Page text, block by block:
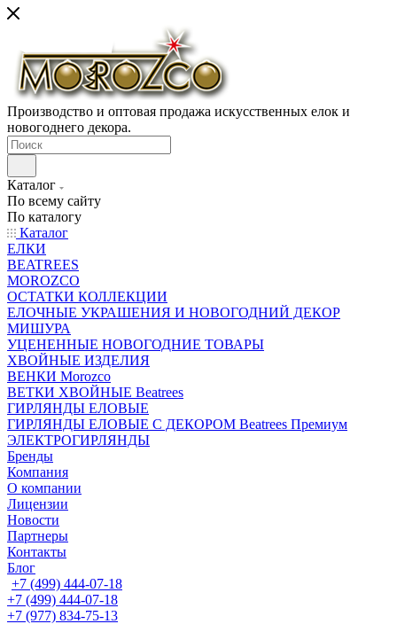
Производство и оптовая продажа искусственных елок и
новогоднего декора.
Каталог
По всему сайту
По каталогу
Каталог
ЕЛКИ
BEATREES
MOROZCO
ОСТАТКИ КОЛЛЕКЦИИ
ЕЛОЧНЫЕ УКРАШЕНИЯ И НОВОГОДНИЙ ДЕКОР
МИШУРА
УЦЕНЕННЫЕ НОВОГОДНИЕ ТОВАРЫ
ХВОЙНЫЕ ИЗДЕЛИЯ
ВЕНКИ Morozco
ВЕТКИ ХВОЙНЫЕ Beatrees
ГИРЛЯНДЫ ЕЛОВЫЕ
ГИРЛЯНДЫ ЕЛОВЫЕ С ДЕКОРОМ Beatrees Премиум
ЭЛЕКТРОГИРЛЯНДЫ
Бренды
Компания
О компании
Лицензии
Новости
Партнеры
Контакты
Блог
+7 (499) 444-07-18
+7 (499) 444-07-18
+7 (977) 834-75-13